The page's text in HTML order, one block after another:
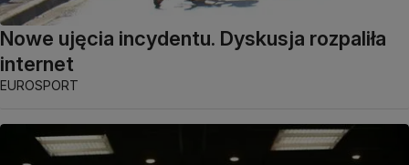
Nowe ujęcia incydentu. Dyskusja rozpaliła
internet
EUROSPORT